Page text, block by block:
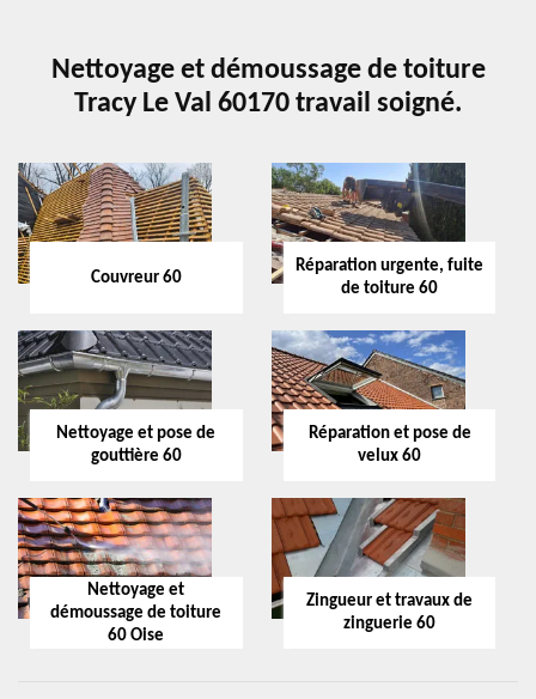
Nettoyage et démoussage de toiture
Tracy Le Val 60170 travail soigné.
Couvreur 60
Réparation urgente, fuite
de toiture 60
Nettoyage et pose de
gouttière 60
Réparation et pose de
velux 60
Nettoyage et
démoussage de toiture
60 Oise
Zingueur et travaux de
zinguerie 60